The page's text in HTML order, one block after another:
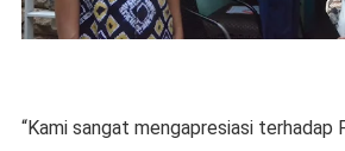
“Kami sangat mengapresiasi terhadap